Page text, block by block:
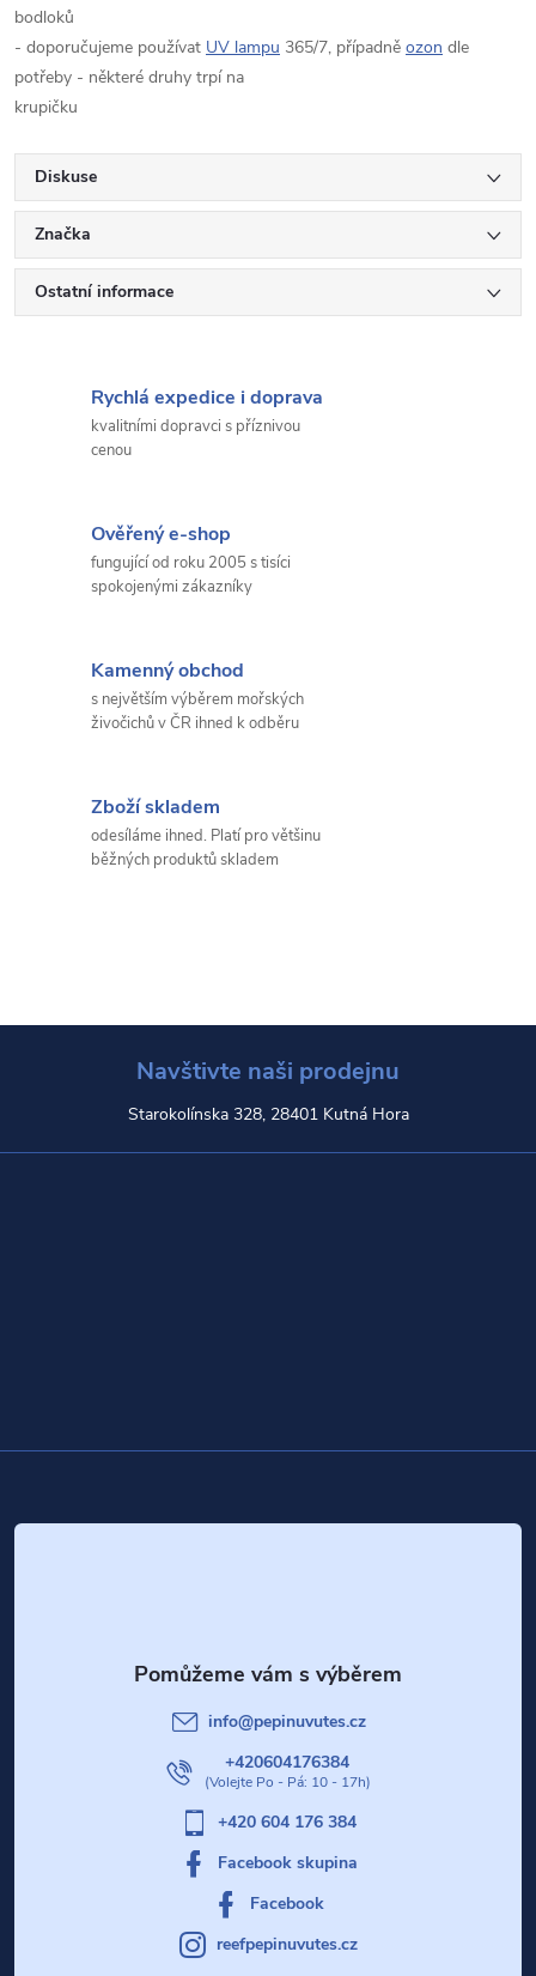
bodloků
- doporučujeme používat UV lampu 365/7, případně ozon dle
potřeby - některé druhy trpí na
krupičku
Diskuse
Značka
Ostatní informace
Rychlá expedice i doprava
kvalitními dopravci s příznivou
cenou
Ověřený e-shop
fungující od roku 2005 s tisíci
spokojenými zákazníky
Kamenný obchod
s největším výběrem mořských
živočichů v ČR ihned k odběru
Zboží skladem
odesíláme ihned. Platí pro většinu
běžných produktů skladem
Navštivte naši prodejnu
Starokolínska 328, 28401 Kutná Hora
á
info@pepinuvutes.cz
+420604176384
+420 604 176 384
Facebook skupina
Facebook
reefpepinuvutes.cz